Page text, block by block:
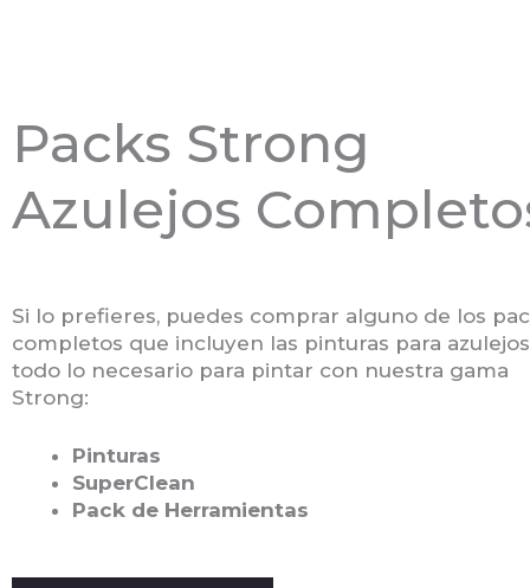
Packs Strong
Azulejos
Si lo prefieres, puedes comprar alguno de los
completos que incluyen las pinturas para
todo lo necesario para pintar con nuestra gama
Strong:
Pinturas
SuperClean
Pack de Herramientas